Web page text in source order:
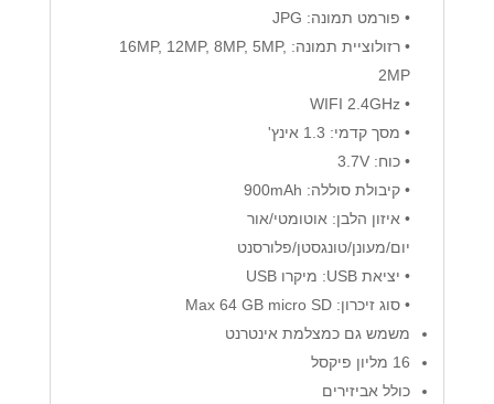
• פורמט תמונה: JPG
• רזולוציית תמונה: 16MP, 12MP, 8MP, 5MP,
2MP
• WIFI 2.4GHz
• מסך קדמי: 1.3 אינץ'
• כוח: 3.7V
• קיבולת סוללה: 900mAh
• איזון הלבן: אוטומטי/אור
יום/מעונן/טונגסטן/פלורסנט
• יציאת USB: מיקרו USB
• סוג זיכרון: Max 64 GB micro SD
משמש גם כמצלמת אינטרנט
16 מליון פיקסל
כולל אביזירים